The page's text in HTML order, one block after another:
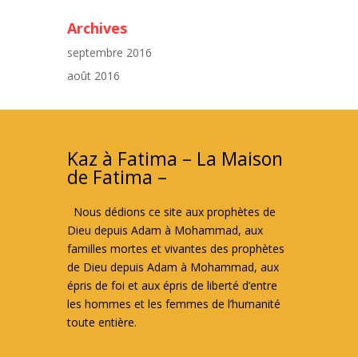
Archives
septembre 2016
août 2016
Kaz à Fatima – La Maison
de Fatima –
Nous dédions ce site aux prophètes de
Dieu depuis Adam à Mohammad, aux
familles mortes et vivantes des prophètes
de Dieu depuis Adam à Mohammad, aux
épris de foi et aux épris de liberté d’entre
les hommes et les femmes de l’humanité
toute entière.